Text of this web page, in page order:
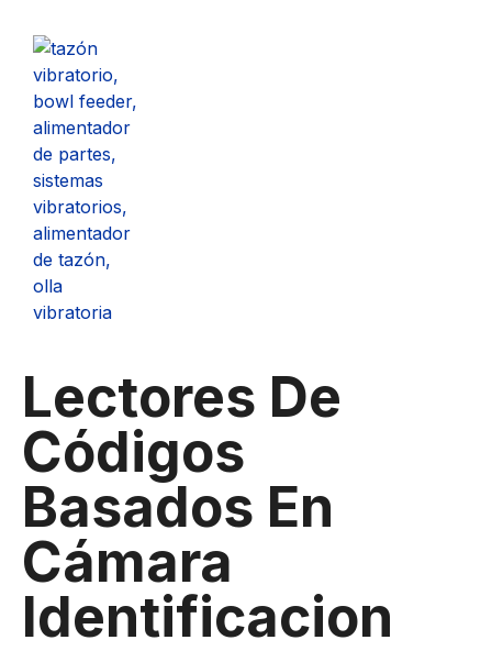
Lectores De
Códigos
Basados En
Cámara
Identificacion